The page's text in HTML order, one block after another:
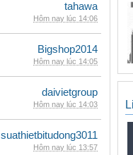
tahawa
Hôm nay lúc 14:06
Bigshop2014
Hôm nay lúc 14:05
daivietgroup
Hôm nay lúc 14:03
suathietbitudong3011
Hôm nay lúc 13:57